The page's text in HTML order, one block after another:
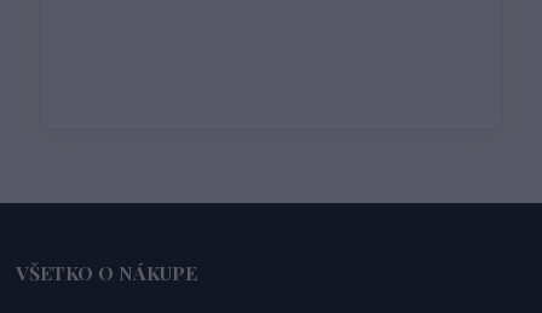
VŠETKO O NÁKUPE